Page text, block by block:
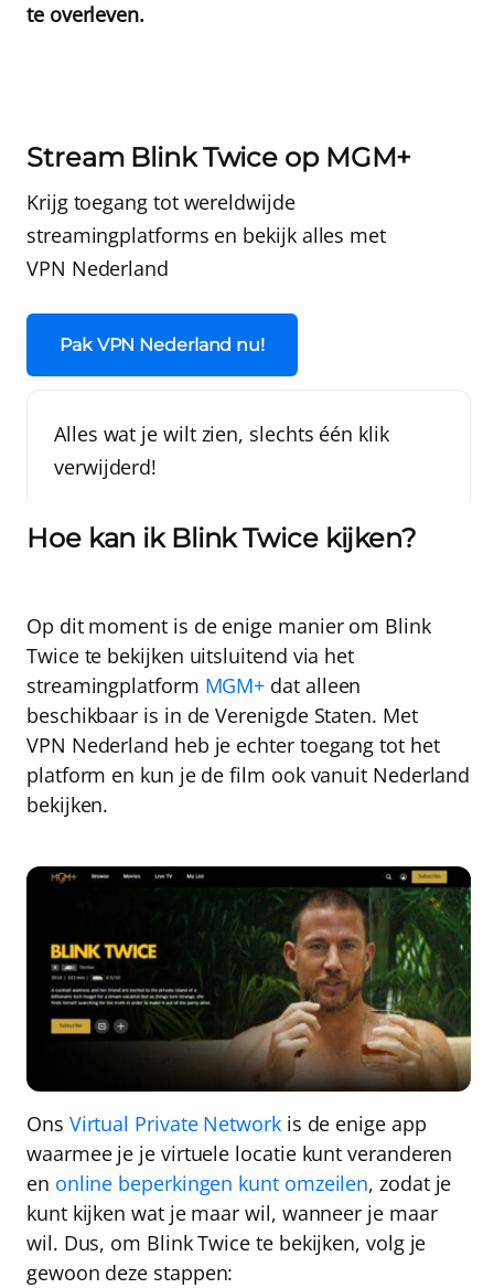
te overleven.
Stream Blink Twice op MGM+
Krijg toegang tot wereldwijde
streamingplatforms en bekijk alles met
VPN Nederland
Pak VPN Nederland nu!
Alles wat je wilt zien, slechts één klik
verwijderd!
Hoe kan ik Blink Twice kijken?
Op dit moment is de enige manier om Blink
Twice te bekijken uitsluitend via het
streamingplatform MGM+ dat alleen
beschikbaar is in de Verenigde Staten. Met
VPN Nederland heb je echter toegang tot het
platform en kun je de film ook vanuit Nederland
bekijken.
Ons Virtual Private Networkis de enige app
waarmee je je virtuele locatie kunt veranderen
en online beperkingen kunt omzeilen, zodat je
kunt kijken wat je maar wil, wanneer je maar
wil. Dus, om Blink Twice te bekijken, volg je
gewoon deze stappen: